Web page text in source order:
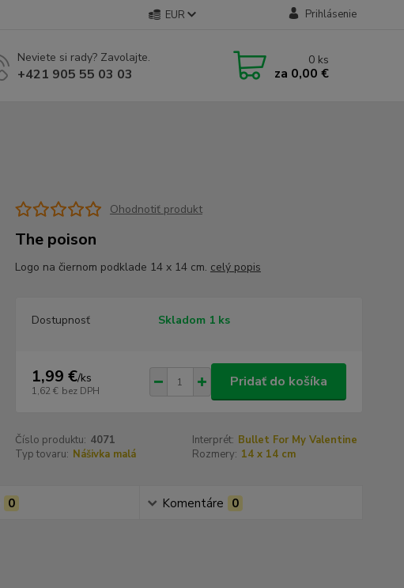
EUR Prihlásenie
Neviete si rady? Zavolajte.
+421 905 55 03 03
0 ks
za 0,00 €
Ohodnotiť produkt
The poison
Logo na čiernom podklade 14 x 14 cm. celý popis
Dostupnosť Skladom 1 ks
1,99 €/ks
1,62 € bez DPH
Pridať do košíka
Číslo produktu: 4071 Interprét: Bullet For My Valentine
Typ tovaru: Nášivka malá Rozmery: 14 x 14 cm
0 Komentáre 0